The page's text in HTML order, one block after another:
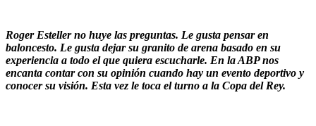
Roger Esteller no huye las preguntas. Le gusta pensar en
baloncesto. Le gusta dejar su granito de arena basado en su
experiencia a todo el que quiera escucharle. En la ABP nos
encanta contar con su opinión cuando hay un evento deportivo y
conocer su visión. Esta vez le toca el turno a la Copa del Rey.